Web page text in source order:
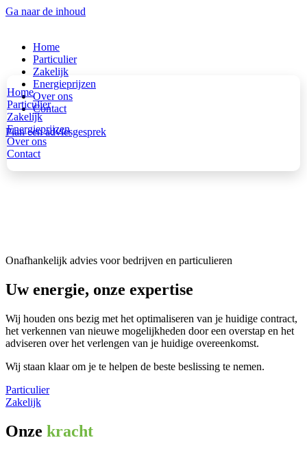
Ga naar de inhoud
Home
Particulier
Zakelijk
Energieprijzen
Over ons
Contact
Home
Particulier
Zakelijk
Energieprijzen
Over ons
Contact
Plan een adviesgesprek
Onafhankelijk advies voor bedrijven en particulieren
Uw energie, onze expertise
Wij houden ons bezig met het optimaliseren van je huidige contract,
het verkennen van nieuwe mogelijkheden door een overstap en het
adviseren over het verlengen van je huidige overeenkomst.
Wij staan klaar om je te helpen de beste beslissing te nemen.
Particulier
Zakelijk
Onze kracht